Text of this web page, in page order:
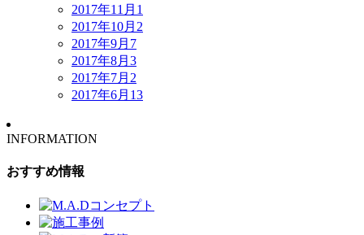
2017年11月 1
2017年10月 2
2017年9月 7
2017年8月 3
2017年7月 2
2017年6月 13
INFORMATION
おすすめ情報